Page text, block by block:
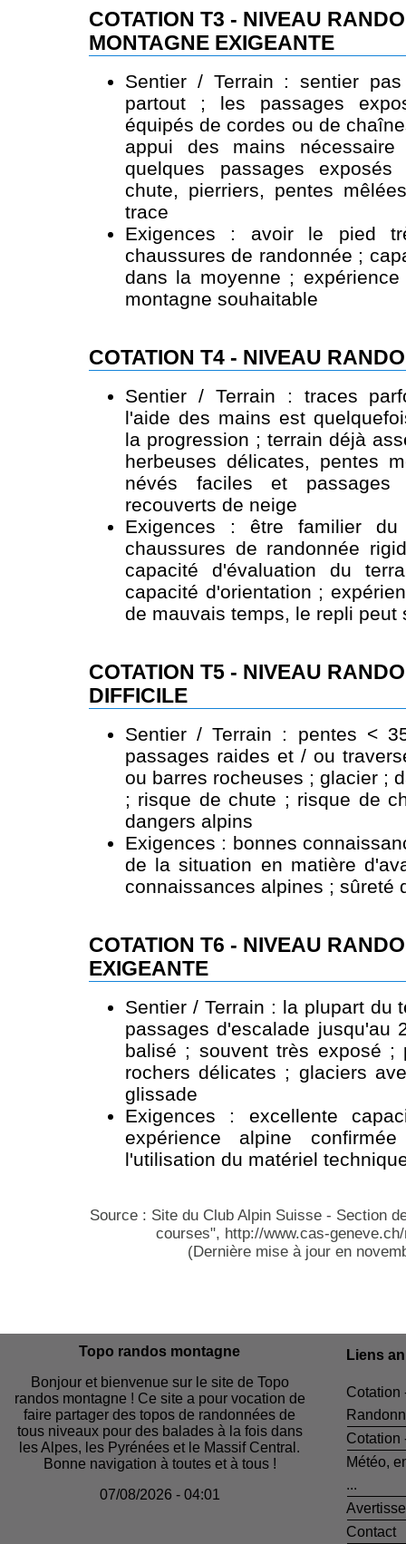
COTATION T3 - NIVEAU
MONTAGNE EXIGEANTE
Sentier / Terrain : sentier
partout ; les passages
équipés de cordes ou de
appui des mains
quelques passages
chute, pierriers, pentes
trace
Exigences : avoir le pied
chaussures de randonnée ;
dans la moyenne ;
montagne souhaitable
COTATION T4 - NIVEAU
Sentier / Terrain : traces
l'aide des mains est
la progression ; terrain déjà
herbeuses délicates, pentes
névés faciles et
recouverts de neige
Exigences : être familier
chaussures de randonnée
capacité d'évaluation du
capacité d'orientation ;
de mauvais temps, le repli peut
COTATION T5 - NIVEAU
DIFFICILE
Sentier / Terrain : pentes <
passages raides et / ou
ou barres rocheuses ; glacier ;
; risque de chute ; risque de
dangers alpins
Exigences : bonnes
de la situation en matière
connaissances alpines ; sûreté
COTATION T6 - NIVEAU
EXIGEANTE
Sentier / Terrain : la plupart du
passages d'escalade jusqu'au
balisé ; souvent très exposé ;
rochers délicates ; glaciers
glissade
Exigences : excellente
expérience alpine
l'utilisation du matériel
Source : Site du Club Alpin Suisse - Section
courses", http://www.cas-
(Dernière mise à jour en
Topo randos montagne
Bonjour et bienvenue sur le site de Topo
randos montagne ! Ce site a pour vocation de
faire partager des topos de randonnées de
tous niveaux pour des balades à la fois dans
les Alpes, les Pyrénées et le Massif Central.
Bonne navigation à toutes et à tous !
07/08/2026 - 04:01
Liens
Cotation
Cotation
Météo,
...
Contact